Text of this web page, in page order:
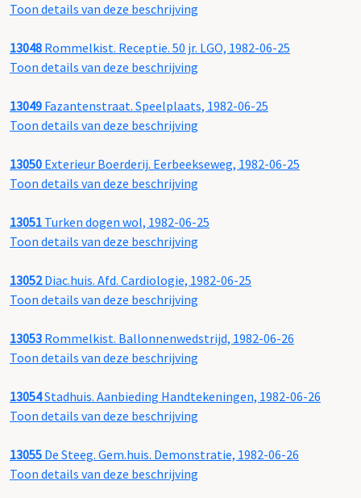
Toon details van deze beschrijving
13048 Rommelkist. Receptie. 50 jr. LGO, 1982-06-25
Toon details van deze beschrijving
13049 Fazantenstraat. Speelplaats, 1982-06-25
Toon details van deze beschrijving
13050 Exterieur Boerderij. Eerbeekseweg, 1982-06-25
Toon details van deze beschrijving
13051 Turken dogen wol, 1982-06-25
Toon details van deze beschrijving
13052Diac.huis. Afd. Cardiologie, 1982-06-25
Toon details van deze beschrijving
13053 Rommelkist. Ballonnenwedstrijd, 1982-06-26
Toon details van deze beschrijving
13054Stadhuis. Aanbieding Handtekeningen, 1982-06-26
Toon details van deze beschrijving
13055 De Steeg. Gem.huis. Demonstratie, 1982-06-26
Toon details van deze beschrijving